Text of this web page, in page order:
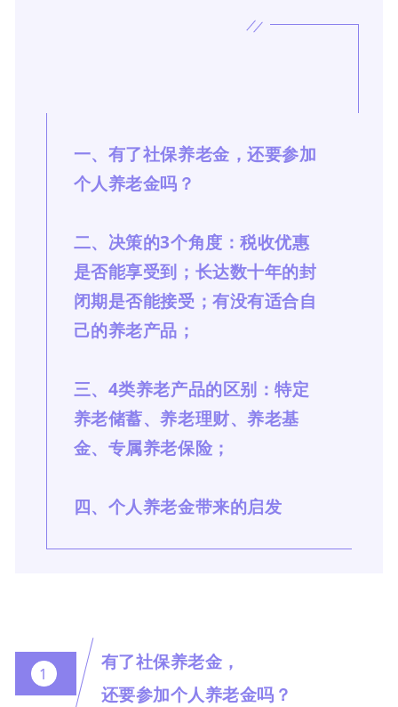
一、有了社保养老金，还要参加
个人养老金吗？
二、决策的3个角度：税收优惠
是否能享受到；长达数十年的封
闭期是否能接受；有没有适合自
己的养老产品；
三、4类养老产品的区别：特定
养老储蓄、养老理财、养老基
金、专属养老保险；
四、个人养老金带来的启发
1
有了社保养老金，
还要参加个人养老金吗？